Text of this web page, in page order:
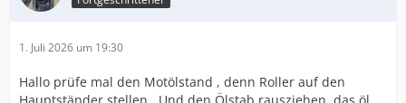
1. Juli 2026 um 19:30
Hallo prüfe mal den Motölstand , denn Roller auf den